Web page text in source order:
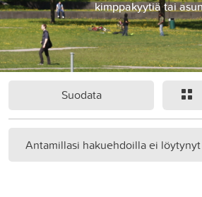
kimppakyytiä tai
Suodata
Antamillasi hakuehdoilla ei